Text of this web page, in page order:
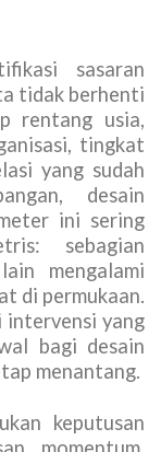
sasaran
tidak berhenti
rentang usia,
tingkat
yang sudah
desain
ini sering
sebagian
mengalami
di permukaan.
yang
bagi desain
menantang.
keputusan